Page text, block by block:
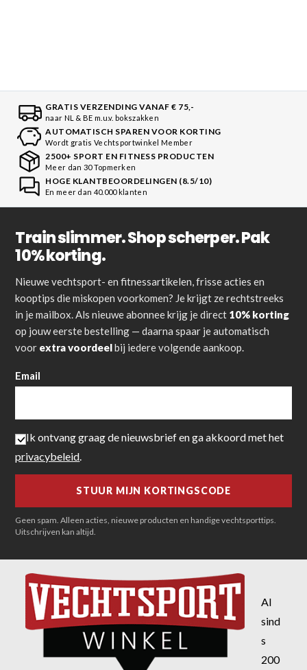
GRATIS VERZENDING VANAF € 75,-
naar NL & BE m.u.v. bokszakken
AUTOMATISCH SPAREN VOOR KORTING
Wordt gratis Vechtsportwinkel Member
2500+ SPORT EN FITNESS PRODUCTEN
Meer dan 30 Topmerken
HOGE KLANTBEOORDELINGEN (8.5/10)
En meer dan 40.000 klanten
Train slimmer. Shop scherper. Pak
10% korting.
Nieuwe vechtsport- en fitnessartikelen, frisse acties en
kooptips die miskopen voorkomen? Je krijgt ze rechtstreeks
in je mailbox. Als nieuwe abonnee krijg je direct 10% korting
op jouw eerste bestelling — daarna spaar je automatisch
voor extra voordeelbij iedere volgende aankoop.
Email
Ik ontvang graag de nieuwsbrief en ga akkoord met het
privacybeleid.
Geen spam. Alleen acties, nieuwe producten en handige vechtsporttips.
Uitschrijven kan altijd.
Al
sind
s
200